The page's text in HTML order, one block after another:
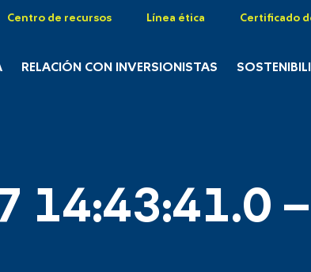
Centro de recursos Línea ética Certificado
RELACIÓN CON INVERSIONISTAS
14:43:41.0 –